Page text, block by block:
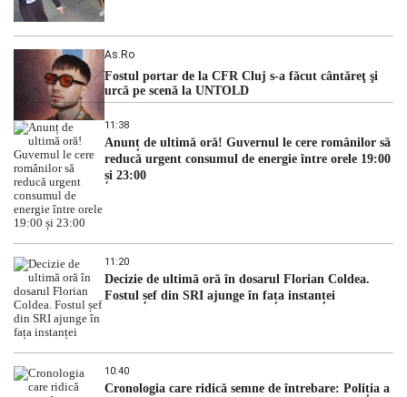
As.ro
Fostul portar de la CFR Cluj s-a făcut cântăreţ şi
urcă pe scenă la UNTOLD
11:38
Anunț de ultimă oră! Guvernul le cere românilor să
reducă urgent consumul de energie între orele 19:00
și 23:00
11:20
Decizie de ultimă oră în dosarul Florian Coldea.
Fostul șef din SRI ajunge în fața instanței
10:40
Cronologia care ridică semne de întrebare: Poliția a